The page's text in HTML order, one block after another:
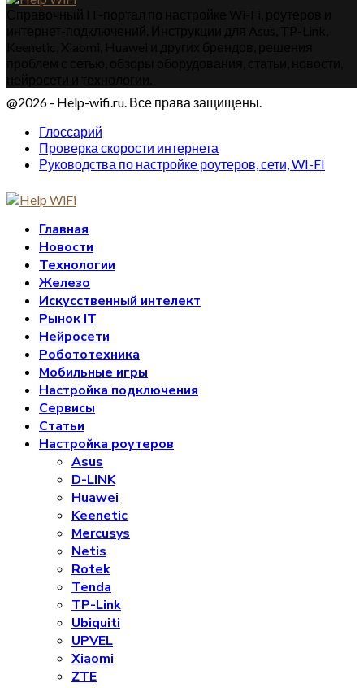
@2026 - Help-wifi.ru. Все права защищены.
Глоссарий
Проверка скорости интернета
Руководства по настройке роутеров, сети, WI-FI
Главная
Новости
Технологии
Железо
Искусственный интелект
Рынок IT
Нейросети
Робототехника
Мобильные игры
Настройка подключения
Сервисы
Статьи
Настройка роутеров
Asus
D-LINK
Huawei
Keenetic
Mercusys
Netis
Rotek
Tenda
TP-Link
Ubiquiti
UPVEL
Xiaomi
ZTE